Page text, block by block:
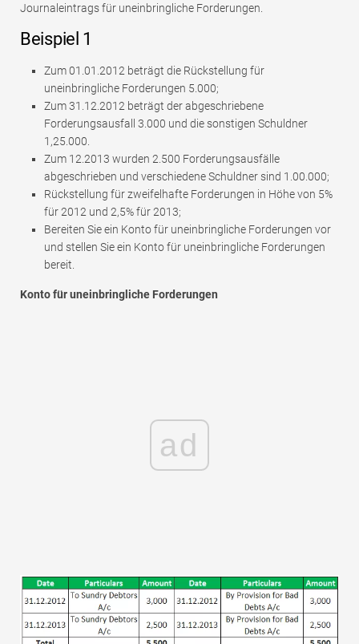
Journaleintrags für uneinbringliche Forderungen.
Beispiel 1
Zum 01.01.2012 beträgt die Rückstellung für
uneinbringliche Forderungen 5.000;
Zum 31.12.2012 beträgt der abgeschriebene
Forderungsausfall 3.000 und die sonstigen Schuldner
1,25.000.
Zum 12.2013 wurden 2.500 Forderungsausfälle
abgeschrieben und verschiedene Schuldner sind 1.00.000;
Rückstellung für zweifelhafte Forderungen in Höhe von 5%
für 2012 und 2,5% für 2013;
Bereiten Sie ein Konto für uneinbringliche Forderungen vor
und stellen Sie ein Konto für uneinbringliche Forderungen
bereit.
Konto für uneinbringliche Forderungen
ad